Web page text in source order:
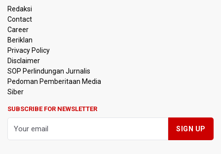
Ditahan Imbang Singapura 1-1
Pemerintah Matangkan Rencana Pembaruan Buku Ajar
Nasional
Pendakian Gunung Gede Pangrango Ditutup karena
Indonesia
Redaksi
Contact
Career
Beriklan
Privacy Policy
Disclaimer
SOP Perlindungan Jurnalis
Pedoman Pemberitaan Media
Siber
SUBSCRIBE FOR NEWSLETTER